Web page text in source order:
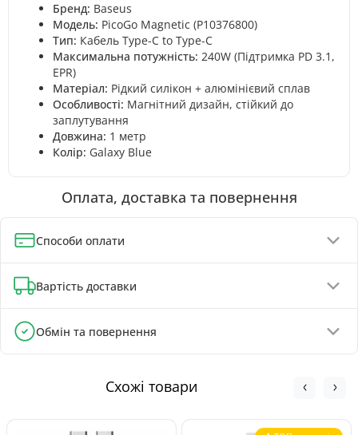
Бренд: Baseus
Модель: PicoGo Magnetic (P10376800)
Тип: Кабель Type-C to Type-C
Максимальна потужність: 240W (Підтримка PD 3.1,
EPR)
Матеріал: Рідкий силікон + алюмінієвий сплав
Особливості: Магнітний дизайн, стійкий до
заплутування
Довжина: 1 метр
Колір: Galaxy Blue
Оплата, доставка та повернення
Способи оплати
Оплата при отриманні (до 130 грн - повна передплата)
Онлайн-оплата карткою, GPay, ApplePay
Вартість доставки
Відділення Нової Пошти - від 90 грн
Поштомати Нової Пошти - від 100 грн
Обмін та повернення
моменту покупки, відповідно до Закону України «Про
захист прав споживачів».Схожі товари